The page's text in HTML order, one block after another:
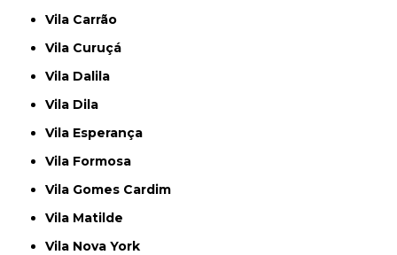
Vila Carrão
Vila Curuçá
Vila Dalila
Vila Dila
Vila Esperança
Vila Formosa
Vila Gomes Cardim
Vila Matilde
Vila Nova York